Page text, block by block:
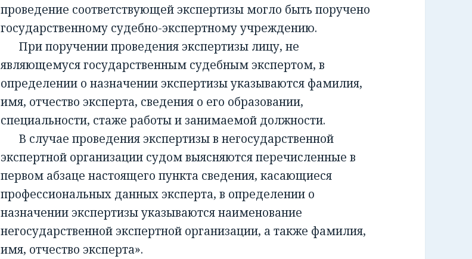
проведение соответствующей экспертизы могло быть поручено
государственному судебно-экспертному учреждению.
При поручении проведения экспертизы лицу, не
являющемуся государственным судебным экспертом, в
определении о назначении экспертизы указываются фамилия,
имя, отчество эксперта, сведения о его образовании,
специальности, стаже работы и занимаемой должности.
В случае проведения экспертизы в негосударственной
экспертной организации судом выясняются перечисленные в
первом абзаце настоящего пункта сведения, касающиеся
профессиональных данных эксперта, в определении о
назначении экспертизы указываются наименование
негосударственной экспертной организации, а также фамилия,
имя, отчество эксперта».